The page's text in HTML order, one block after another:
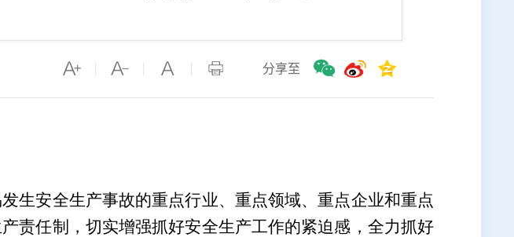
分享至
生安全生产事故的重点行业、重点领域、重点企业和重点
责任制，切实增强抓好安全生产工作的紧迫感，全力抓好